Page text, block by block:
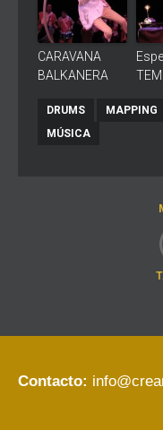
CARAVANA
BALKANERA
DRUMS MAPPING
MÚSICA
Contacto: